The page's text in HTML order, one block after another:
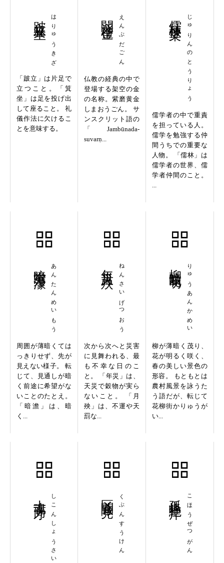
はりゅうきざ
「跛立」は片足で
立つこと。「箕
坐」は足を投げ出
して座ること。 礼
儀作法に欠けるこ
とを意味する。
えんぶだごん
仏教の経典の中で
登場する架空の金
の名称。紫磨黄金
しまおうごん。 サ
ンスクリット語の
「Jambūnada-
suvarṇ...
じゅりんのとうりょう
儒学者の中で重責
を担っている人。
儒学を勉強する仲
間うちでの重要な
人物。 「儒林」は
儒学者の世界、儒
学者仲間のこと。
あんたんめいもう
周囲が薄暗くては
っきりせず、先が
見えない様子。 転
じて、見通しが暗
く前途に希望がな
いことのたとえ。
「暗澹」は、暗
く...
ねんさいげつおう
次から次へと災害
に見舞われる、最
も不幸な日のこ
と。 「年災」は、
天災で穀物が実ら
ないこと。 「月
殃」は、不運や天
罰な...
りゅうあんかめい
柳が薄暗く茂り、
花が明るく咲く、
春の美しい景色の
形容。 もともとは
農村風景を詠うた
う語だが、転じて
花柳街かりゅうが
い...
しこんしょうさい くぶんすうけん こほうぜつがん